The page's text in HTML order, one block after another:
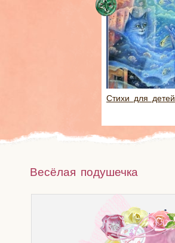
Стихи для детей
Весёлая подушечка